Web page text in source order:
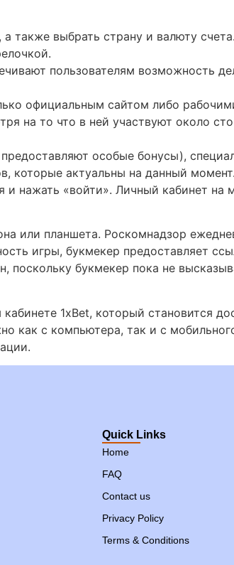
также выбрать страну и валюту
пользователям возможность
официальным сайтом либо
на то что в ней участвуют около
особые бонусы),
актуальны на данный
нажать «войти». Личный кабинет на
или планшета. Роскомнадзор
игры, букмекер предоставляет
букмекер пока не
1xBet, который становится
как с компьютера, так и с
Quick Links
Home
FAQ
Contact us
Privacy Policy
Terms & Conditions